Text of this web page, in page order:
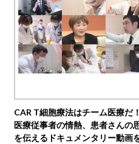
CAR T細胞療法はチーム医療だ
医療従事者の情熱、患者さんの
を伝えるドキュメンタリー動画